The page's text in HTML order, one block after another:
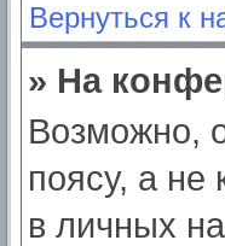
Вернуться к
» На
Возможно,
поясу, а не
в личных